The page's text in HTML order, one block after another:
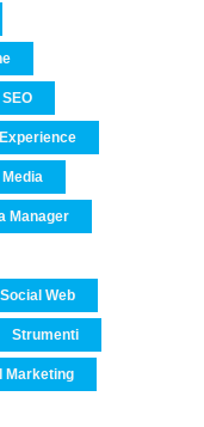
SEO
Manager
Social Web
Strumenti
Marketing